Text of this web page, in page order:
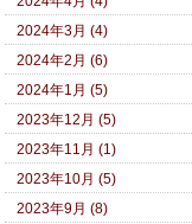
2024年3月 (4)
2024年2月 (6)
2024年1月 (5)
2023年12月 (5)
2023年11月 (1)
2023年10月 (5)
2023年9月 (8)